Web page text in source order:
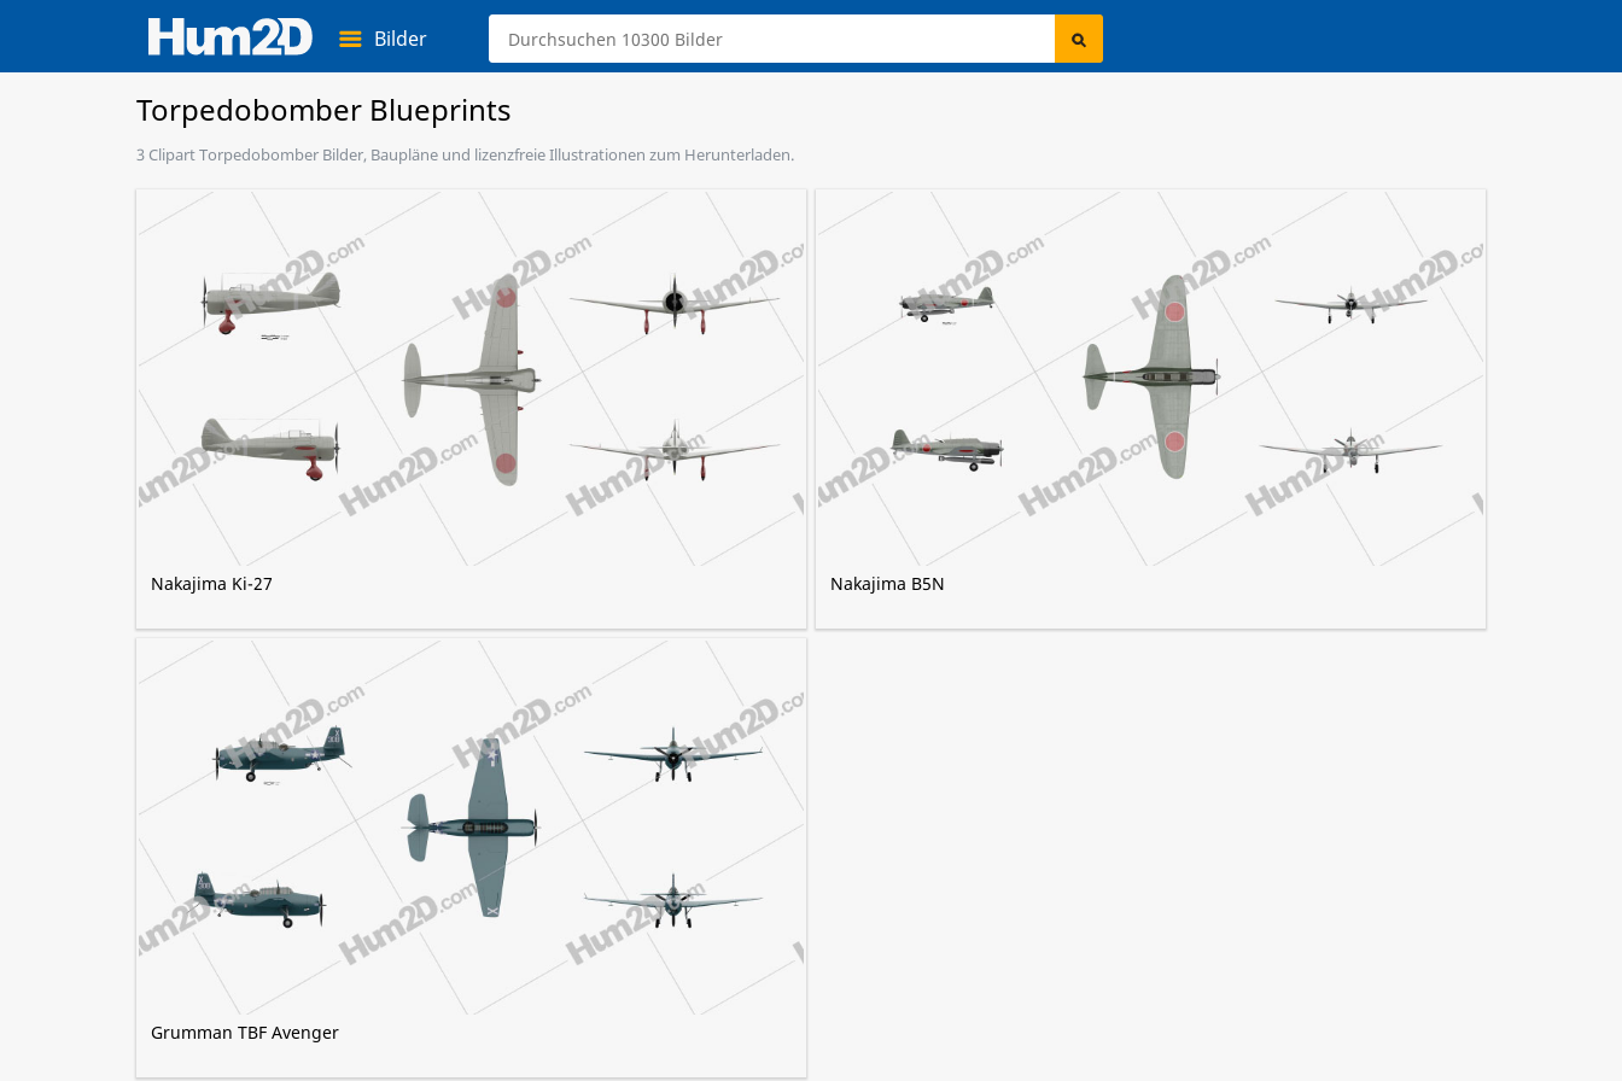
Bilder
Torpedobomber Blueprints
3 Clipart Torpedobomber Bilder, Baupläne und lizenzfreie Illustrationen zum Herunterladen.
Nakajima Ki-27 Nakajima B5N
Grumman TBF Avenger